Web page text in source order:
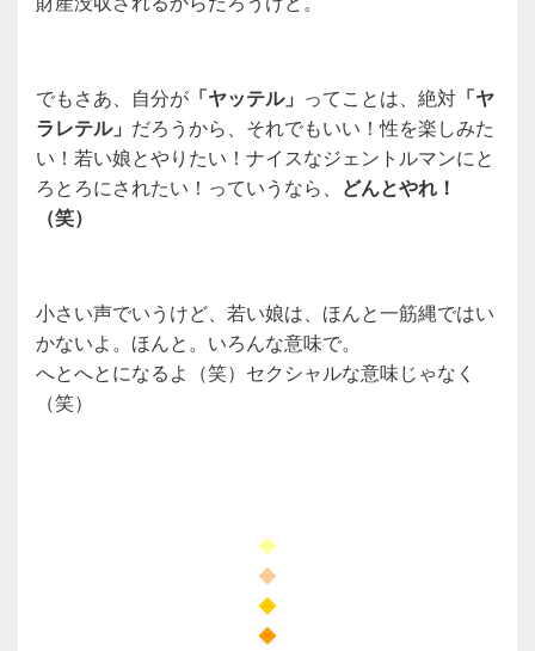
でもさあ、自分が 「ヤッテル」 ってことは、絶対 「ヤ
ラレテル」 だろうから、それでもいい！性を楽しみた
い！若い娘とやりたい！ナイスなジェントルマンにと
ろとろにされたい！っていうなら、 どんとやれ！
（笑）
小さい声でいうけど、若い娘は、ほんと一筋縄ではい
かないよ。ほんと。いろんな意味で。
へとへとになるよ（笑）セクシャルな意味じゃなく
（笑）
◆
◆
◆
◆